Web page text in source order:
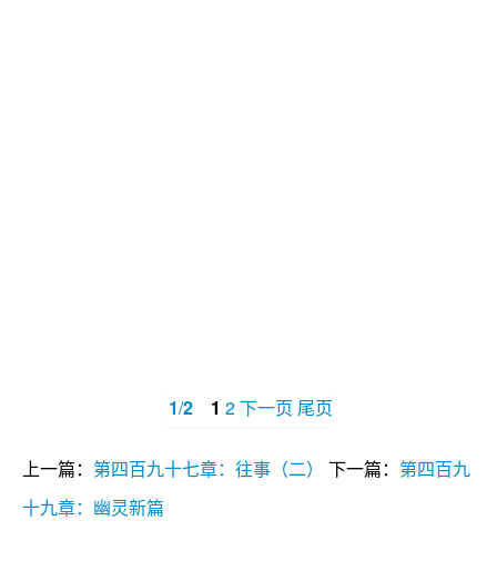
1/2 1 2下一页 尾页
上一篇： 第四百九十七章：往事（二） 下一篇： 第四百九
十九章：幽灵新篇